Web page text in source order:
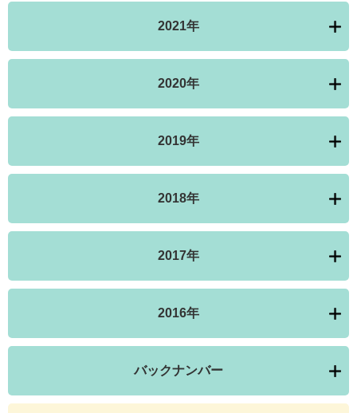
2021年
2020年
2019年
2018年
2017年
2016年
バックナンバー